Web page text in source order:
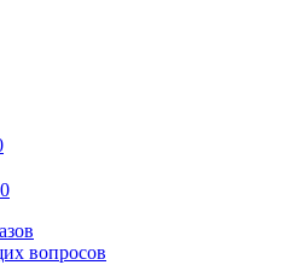
0
вопросов